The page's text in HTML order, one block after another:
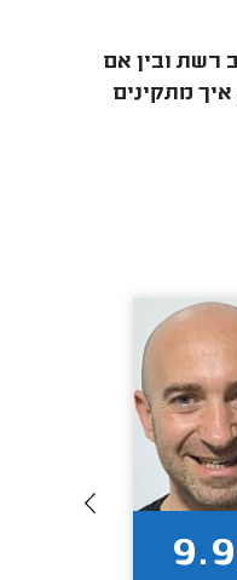
רשת ובין אם
מתקינים